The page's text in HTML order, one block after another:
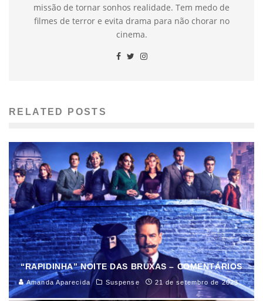
missão de tornar sonhos realidade. Tem medo de
filmes de terror e evita drama para não chorar no
cinema.
RELATED POSTS
“RAPIDINHA” NOITE DAS BRUXAS – COMENTÁRIOS
Amanda Aparecida Suspense 21 de setembro de 2023